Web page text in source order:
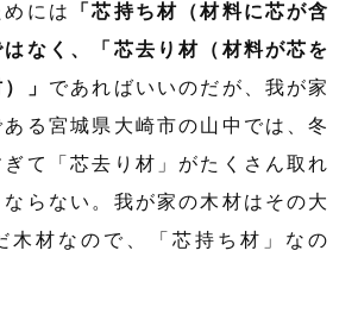
には
「芯持ち材（材料に芯が含
はなく、「芯去り材（材料が芯を
」 であればいいのだが、我が家
る宮城県大崎市の山中では、冬
て「芯去り材」がたくさん取れ
らない。我が家の木材はその大
木材なので、「芯持ち材」なの